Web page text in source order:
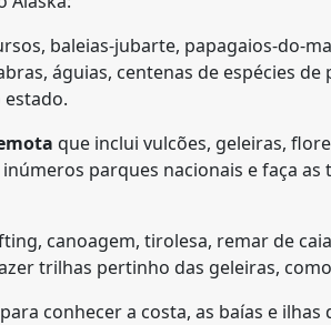
baleias-jubarte, papagaios-do-
águias, centenas de espécies
que inclui vulcões, geleiras,
parques nacionais e faça
canoagem, tirolesa, remar de
trilhas pertinho das geleiras,
conhecer a costa, as baías e ilhas